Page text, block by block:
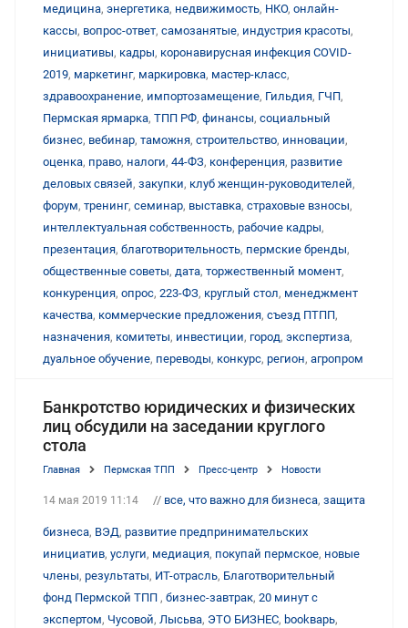
медицина, энергетика, недвижимость, НКО, онлайн-
кассы, вопрос-ответ, самозанятые, индустрия красоты,
инициативы, кадры, коронавирусная инфекция COVID-
2019, маркетинг, маркировка, мастер-класс,
здравоохранение, импортозамещение, Гильдия, ГЧП,
Пермская ярмарка, ТПП РФ, финансы, социальный
бизнес, вебинар, таможня, строительство, инновации,
оценка, право, налоги, 44-ФЗ, конференция, развитие
деловых связей, закупки, клуб женщин-руководителей,
форум, тренинг, семинар, выставка, страховые взносы,
интеллектуальная собственность, рабочие кадры,
презентация, благотворительность, пермские бренды,
общественные советы, дата, торжественный момент,
конкуренция, опрос, 223-ФЗ, круглый стол, менеджмент
качества, коммерческие предложения, съезд ПТПП,
назначения, комитеты, инвестиции, город, экспертиза,
дуальное обучение, переводы, конкурс, регион, агропром
Банкротство юридических и физических
лиц обсудили на заседании круглого
стола
Главная Пермская ТПП Пресс-центр Новости
14 мая 2019 11:14 // все, что важно для бизнеса, защита
бизнеса, ВЭД, развитие предпринимательских
инициатив, услуги, медиация, покупай пермское, новые
члены, результаты, ИТ-отрасль, Благотворительный
фонд Пермской ТПП , бизнес-завтрак, 20 минут с
экспертом, Чусовой, Лысьва, ЭТО БИЗНЕС, bookварь,